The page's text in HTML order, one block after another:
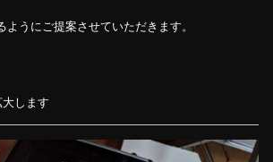
ようにご提案させていただきます。
します